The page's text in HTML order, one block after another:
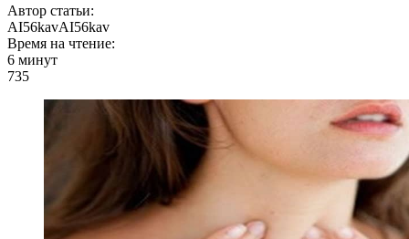
Автор статьи:
AI56kavAI56kav
Время на чтение:
6 минут
735